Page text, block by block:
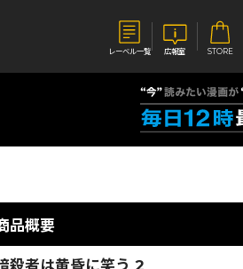
レーベル一覧 広報室 STORE
採用情報
お問い合わせはこちら
コミックガルド
品概要